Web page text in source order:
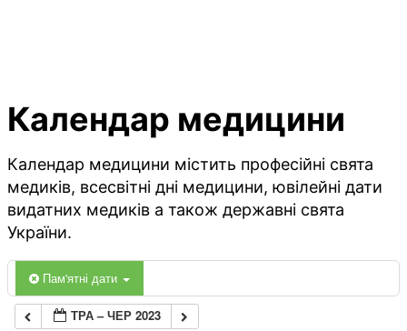
Календар медицини
Календар медицини містить професійні свята
медиків, всесвітні дні медицини, ювілейні дати
видатних медиків а також державні свята
України.
Пам'ятні дати
ТРА – ЧЕР 2023